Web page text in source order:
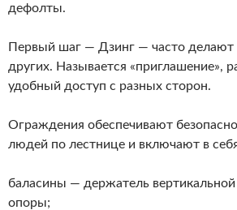
дефолты.
Первый шаг — Дзинг — часто
других. Называется «приглашение»,
удобный доступ с разных сторон.
Ограждения обеспечивают
людей по лестнице и включают в
баласины — держатель
опоры;